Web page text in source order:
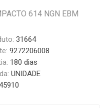
614 NGN EBM
31664
9272206008
180 dias
UNIDADE